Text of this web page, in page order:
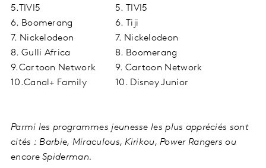
5.TIVI5
5. TIVI5
6. Boomerang
6. Tiji
7. Nickelodeon
7. Nickelodeon
8. Gulli Africa
8. Boomerang
9.Cartoon Network
9. Cartoon Network
10.Canal+ Family
10. Disney Junior
Parmi les programmes jeunesse les plus appréciés sont
cités : Barbie, Miraculous, Kirikou, Power Rangers ou
encore Spiderman.